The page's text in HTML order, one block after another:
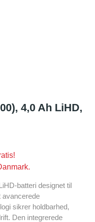
4,0 Ah LiHD,
batteri designet til
sikrer holdbarhed,
Den integrerede